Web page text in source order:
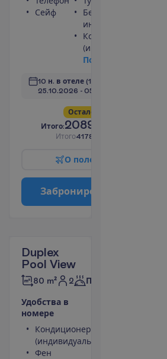
Сейф
Беспроводной
интернет
Кондиционер
(индивидуальный)
По
10 н. в отеле (11 н. всего)
25.10.2026 - 05.11.2026
Остало
Итого:2089.00
Итого4178.00
О поле
Заброниро
Duplex
Pool View
80 m² 2 Полупансион
Удобства в
номере
Кондиционер
(индивидуальный)
Фен